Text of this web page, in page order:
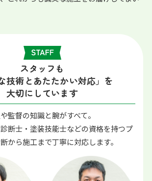
スタッフも
技術とあたたかい対応」を
大切にしています
監督の知識と腕がすべて。
断士・塗装技能士などの資格を持つプ
から施工まで丁寧に対応します。